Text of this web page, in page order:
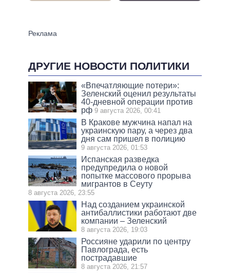
ДРУГИЕ НОВОСТИ ПОЛИТИКИ
«Впечатляющие потери»:
Зеленский оценил результаты
40-дневной операции против
рф 9 августа 2026, 00:41
В Кракове мужчина напал на
украинскую пару, а через два
дня сам пришел в полицию
9 августа 2026, 01:53
Испанская разведка
предупредила о новой
попытке массового прорыва
мигрантов в Сеуту
8 августа 2026, 23:55
Над созданием украинской
антибаллистики работают две
компании – Зеленский
8 августа 2026, 19:03
Россияне ударили по центру
Павлограда, есть
пострадавшие
8 августа 2026, 21:57